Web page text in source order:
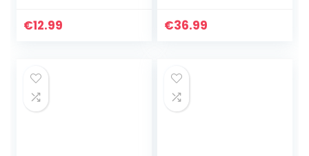
zool voor kinderen
€12.99
zacht, ademend,
€36.99